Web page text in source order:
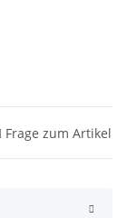
Frage zum Artikel